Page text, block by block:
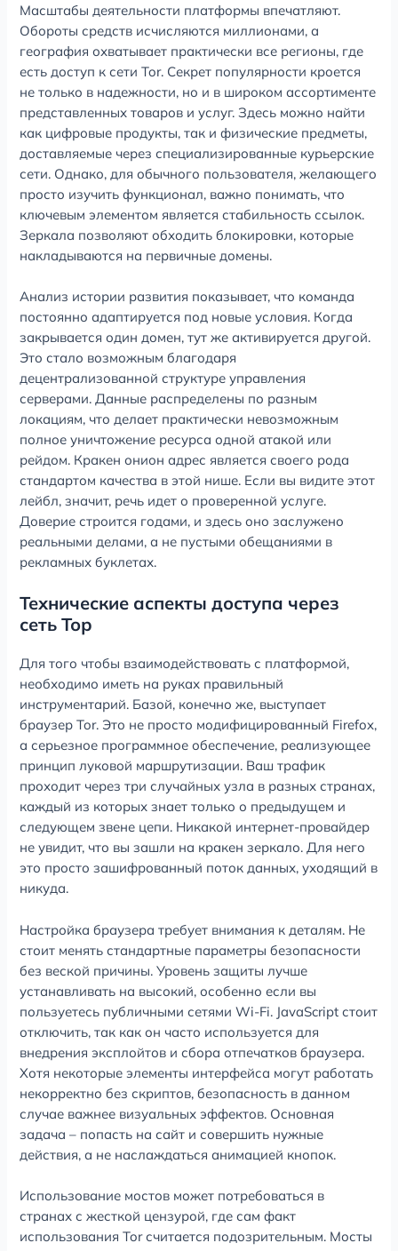
Масштабы деятельности платформы впечатляют.
Обороты средств исчисляются миллионами, а
география охватывает практически все регионы, где
есть доступ к сети Tor. Секрет популярности кроется
не только в надежности, но и в широком ассортименте
представленных товаров и услуг. Здесь можно найти
как цифровые продукты, так и физические предметы,
доставляемые через специализированные курьерские
сети. Однако, для обычного пользователя, желающего
просто изучить функционал, важно понимать, что
ключевым элементом является стабильность ссылок.
Зеркала позволяют обходить блокировки, которые
накладываются на первичные домены.
Анализ истории развития показывает, что команда
постоянно адаптируется под новые условия. Когда
закрывается один домен, тут же активируется другой.
Это стало возможным благодаря
децентрализованной структуре управления
серверами. Данные распределены по разным
локациям, что делает практически невозможным
полное уничтожение ресурса одной атакой или
рейдом. Кракен онион адрес является своего рода
стандартом качества в этой нише. Если вы видите этот
лейбл, значит, речь идет о проверенной услуге.
Доверие строится годами, и здесь оно заслужено
реальными делами, а не пустыми обещаниями в
рекламных буклетах.
Технические аспекты доступа через
сеть Тор
Для того чтобы взаимодействовать с платформой,
необходимо иметь на руках правильный
инструментарий. Базой, конечно же, выступает
браузер Tor. Это не просто модифицированный Firefox,
а серьезное программное обеспечение, реализующее
принцип луковой маршрутизации. Ваш трафик
проходит через три случайных узла в разных странах,
каждый из которых знает только о предыдущем и
следующем звене цепи. Никакой интернет-провайдер
не увидит, что вы зашли на кракен зеркало. Для него
это просто зашифрованный поток данных, уходящий в
никуда.
Настройка браузера требует внимания к деталям. Не
стоит менять стандартные параметры безопасности
без веской причины. Уровень защиты лучше
устанавливать на высокий, особенно если вы
пользуетесь публичными сетями Wi-Fi. JavaScript стоит
отключить, так как он часто используется для
внедрения эксплойтов и сбора отпечатков браузера.
Хотя некоторые элементы интерфейса могут работать
некорректно без скриптов, безопасность в данном
случае важнее визуальных эффектов. Основная
задача – попасть на сайт и совершить нужные
действия, а не наслаждаться анимацией кнопок.
Использование мостов может потребоваться в
странах с жесткой цензурой, где сам факт
использования Tor считается подозрительным. Мосты